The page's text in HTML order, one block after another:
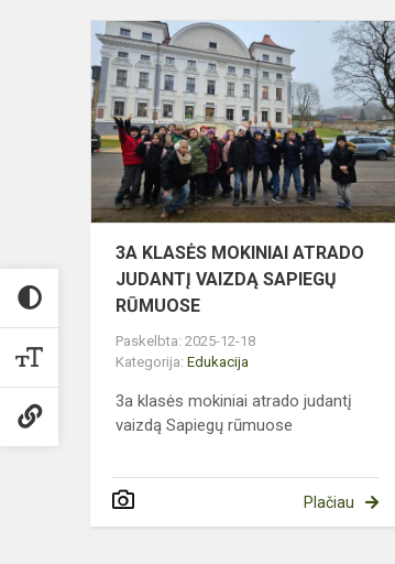
3A KLASĖS MOKINIAI ATRADO
JUDANTĮ VAIZDĄ SAPIEGŲ
RŪMUOSE
Paskelbta: 2025-12-18
Kategorija: Edukacija
3a klasės mokiniai atrado judantį
vaizdą Sapiegų rūmuose
Plačiau